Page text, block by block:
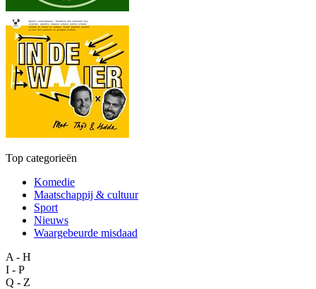
Top categorieën
Komedie
Maatschappij & cultuur
Sport
Nieuws
Waargebeurde misdaad
A - H
I - P
Q - Z